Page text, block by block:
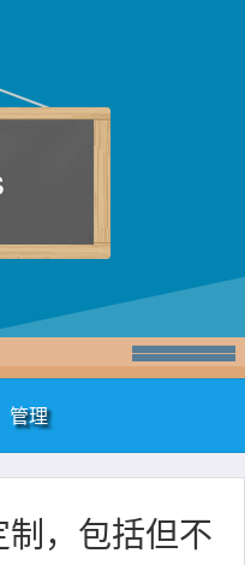
管理
，包括但不